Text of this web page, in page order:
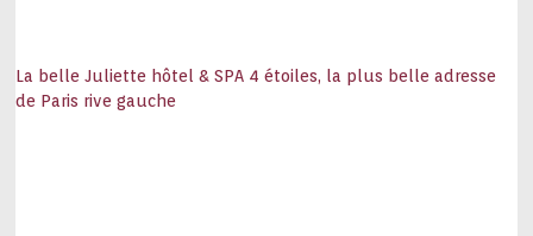
La belle Juliette hôtel & SPA 4 étoiles, la plus belle adresse
de Paris rive gauche